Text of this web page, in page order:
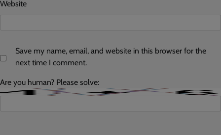
Website
Save my name, email, and website in this browser for the
next time I comment.
Are you human? Please solve: